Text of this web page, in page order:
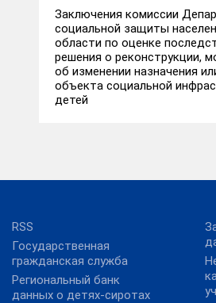
Заключения комиссии
социальной защиты
области по оценке
решения о реконструкции,
об изменении назначения
объекта социальной
детей
RSS
Государственная
гражданская служба
Региональный банк
данных о детях-сиротах